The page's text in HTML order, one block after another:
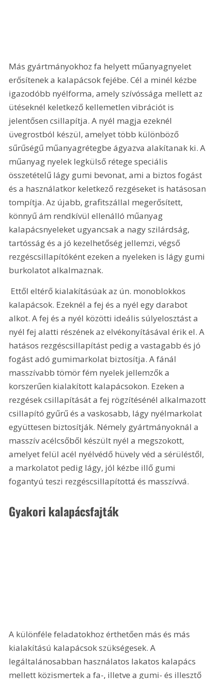
Más gyártmányokhoz fa helyett műanyagnyelet
erősítenek a kalapácsok fejébe. Cél a minél kézbe
igazodóbb nyélforma, amely szívóssága mellett az
ütéseknél keletkező kellemetlen vibrációt is
jelentősen csillapítja. A nyél magja ezeknél
üvegrostból készül, amelyet több különböző
sűrűségű műanyagrétegbe ágyazva alakítanak ki. A
műanyag nyelek legkülső rétege speciális
összetételű lágy gumi bevonat, ami a biztos fogást
és a használatkor keletkező rezgéseket is hatásosan
tompítja. Az újabb, grafitszállal megerősített,
könnyű ám rendkívül ellenálló műanyag
kalapácsnyeleket ugyancsak a nagy szilárdság,
tartósság és a jó kezelhetőség jellemzi, végső
rezgéscsillapítóként ezeken a nyeleken is lágy gumi
burkolatot alkalmaznak.
kalapácsok. Ezeknél a fej és a nyél egy darabot
alkot. A fej és a nyél közötti ideális súlyelosztást a
nyél fej alatti részének az elvékonyításával érik el. A
hatásos rezgéscsillapítást pedig a vastagabb és jó
fogást adó gumimarkolat biztosítja. A fánál
masszívabb tömör fém nyelek jellemzők a
korszerűen kialakított kalapácsokon. Ezeken a
rezgések csillapítását a fej rögzítésénél alkalmazott
csillapító gyűrű és a vaskosabb, lágy nyélmarkolat
együttesen biztosítják. Némely gyártmányoknál a
masszív acélcsőből készült nyél a megszokott,
amelyet felül acél nyélvédő hüvely véd a sérüléstől,
a markolatot pedig lágy, jól kézbe illő gumi
fogantyú teszi rezgéscsillapítottá és masszívvá.
Gyakori kalapácsfajták
A különféle feladatokhoz érthetően más és más
kialakítású kalapácsok szükségesek. A
legáltalánosabban használatos lakatos kalapács
mellett közismertek a fa-, illetve a gumi- és illesztő